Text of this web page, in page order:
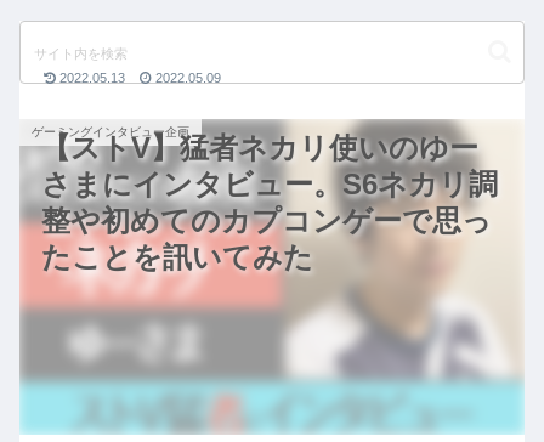
【ストV】猛者ネカリ使いのゆー
さまにインタビュー。S6ネカリ調
整や初めてのカプコンゲーで思っ
たことを訊いてみた
ゲーミングインタビュー企画
2022.05.13 2022.05.09